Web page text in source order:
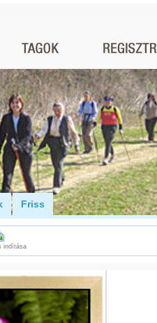
Friss
indítása